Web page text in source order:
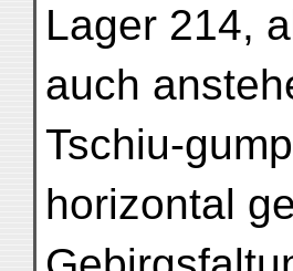
Lager 214,
auch
Tschiu-
horizontal